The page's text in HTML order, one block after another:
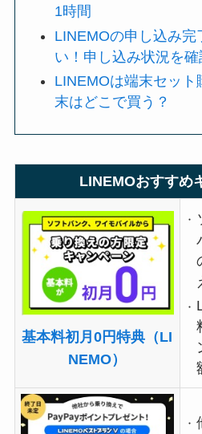
1時間
LINEMOの申し込み完
い！申し込み状況を
LINEMOは端末セッ
末はどこで買う？
LINEMOおすすめ
基本料初月0円特典（LI
NEMO）